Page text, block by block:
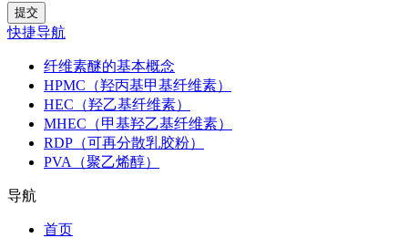
快捷导航
纤维素醚的基本概念
HPMC（羟丙基甲基纤维素）
HEC（羟乙基纤维素）
MHEC（甲基羟乙基纤维素）
RDP（可再分散乳胶粉）
PVA（聚乙烯醇）
导航
首页